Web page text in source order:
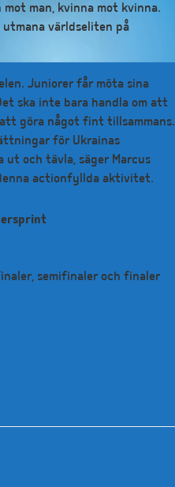
man, kvinna mot kvinna.
världseliten på
Juniorer får möta sina
ska inte bara handla om att
göra något fint tillsammans.
för Ukrainas
och tävla, säger Marcus
actionfyllda aktivitet.
semifinaler och finaler